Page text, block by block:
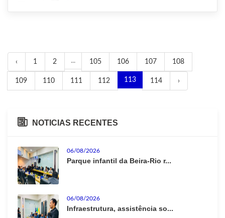
‹ 1 2 ... 105 106 107 108
109 110 111 112 113 114 ›
NOTICIAS RECENTES
06/08/2026
Parque infantil da Beira-Rio r...
06/08/2026
Infraestrutura, assistência so...